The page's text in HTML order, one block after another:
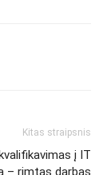
Kitas straipsnis
į IT
– rimtas darbas